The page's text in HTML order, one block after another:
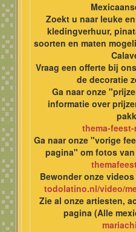
Zoekt u naar leuke
kledingverhuur,
soorten en maten
Vraag een offerte bij
de decoratie
Ga naar onze
informatie over
thema-
Ga naar onze "vorige
pagina" om fotos
Bewonder onze
todolatino.nl/video/
Zie al onze artiesten,
pagina (Alle